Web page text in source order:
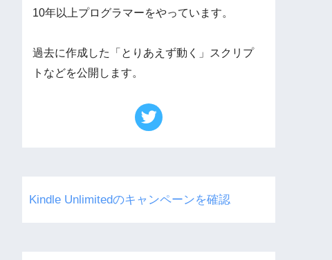
10年以上プログラマーをやっています。
過去に作成した「とりあえず動く」スクリプ
トなどを公開します。
Kindle Unlimitedのキャンペーンを確認